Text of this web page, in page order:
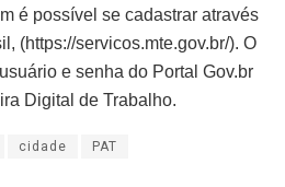
é possível se cadastrar através
(https://servicos.mte.gov.br/). O
e senha do Portal Gov.br
Digital de Trabalho.
cidade PAT